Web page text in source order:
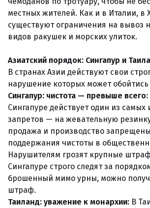
местных жителей. Как и в Италии, в
существуют ограничения на вывоз
видов ракушек и морских улиток.
Азиатский порядок: Сингапур и
В странах Азии действуют свои
нарушение которых может обойтись
Сингапур: чистота — превыше всего:
Сингапуре действует один из самых
запретов — на жевательную
продажа и производство
поддержания чистоты в
Нарушителям грозят крупные
Сингапуре строго следят за
брошенный мимо урны, можно
штраф.
Таиланд: уважение к монархии: В